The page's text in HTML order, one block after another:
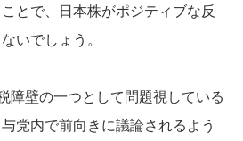
とで、日本株がポジティブな反
いでしょう。
障壁の一つとして問題視している
党内で前向きに議論されるよう